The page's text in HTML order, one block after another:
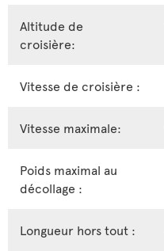
Altitude de
croisière:
Vitesse de croisière :
Vitesse maximale:
Poids maximal au
décollage :
Longueur hors tout :